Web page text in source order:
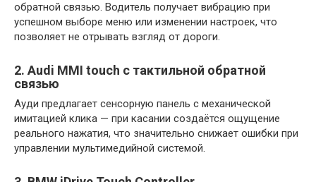
обратной связью. Водитель получает вибрацию при
успешном выборе меню или изменении настроек, что
позволяет не отрывать взгляд от дороги.
2. Audi MMI touch с тактильной обратной
связью
Ауди предлагает сенсорную панель с механической
имитацией клика — при касании создаётся ощущение
реального нажатия, что значительно снижает ошибки при
управлении мультимедийной системой.